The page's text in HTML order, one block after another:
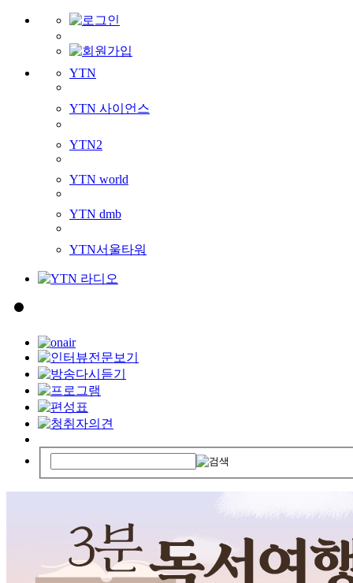
YTN
YTN 사이언스
YTN2
YTN world
YTN dmb
YTN서울타워